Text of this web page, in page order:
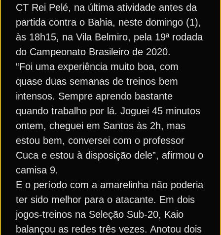
CT Rei Pelé, na última atividade antes da
partida contra o Bahia, neste domingo (1),
às 18h15, na Vila Belmiro, pela 19ª rodada
do Campeonato Brasileiro de 2020.
“Foi uma experiência muito boa, com
quase duas semanas de treinos bem
intensos. Sempre aprendo bastante
quando trabalho por lá. Joguei 45 minutos
ontem, cheguei em Santos às 2h, mas
estou bem, conversei com o professor
Cuca e estou à disposição dele”, afirmou o
camisa 9.
E o período com a amarelinha não poderia
ter sido melhor para o atacante. Em dois
jogos-treinos na Seleção Sub-20, Kaio
balançou as redes três vezes. Anotou dois